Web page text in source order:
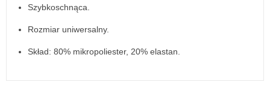
Szybkoschnąca.
Rozmiar uniwersalny.
Skład: 80% mikropoliester, 20% elastan.